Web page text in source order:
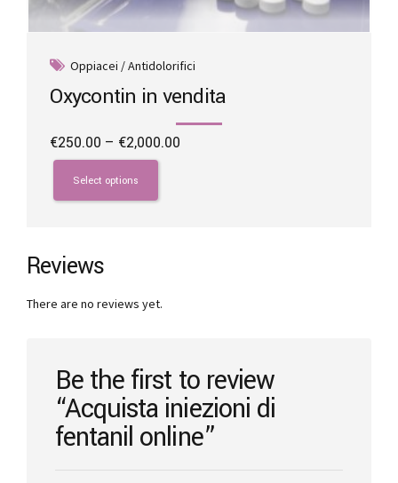
Oppiacei / Antidolorifici
Oxycontin in vendita
€250.00 – €2,000.00
Select options
This
product
has
The
options
be
product
page
Reviews
There are no reviews yet.
Be the first to review
“Acquista iniezioni di
fentanil online”